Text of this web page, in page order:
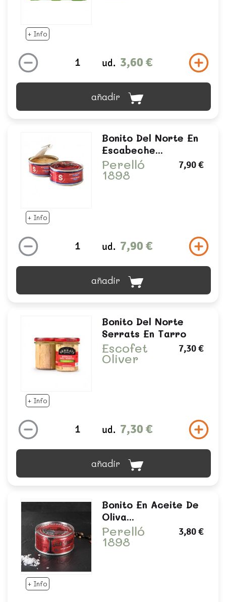
+ Info
ud. 3,60 €
añadir
+ Info
Bonito Del Norte En
Escabeche...
Perelló
1898
7,90 €
ud. 7,90 €
añadir
+ Info
Bonito Del Norte
Serrats En Tarro
Escofet
Oliver
7,30 €
ud. 7,30 €
añadir
+ Info
Bonito En Aceite De
Oliva...
Perelló
1898
3,80 €